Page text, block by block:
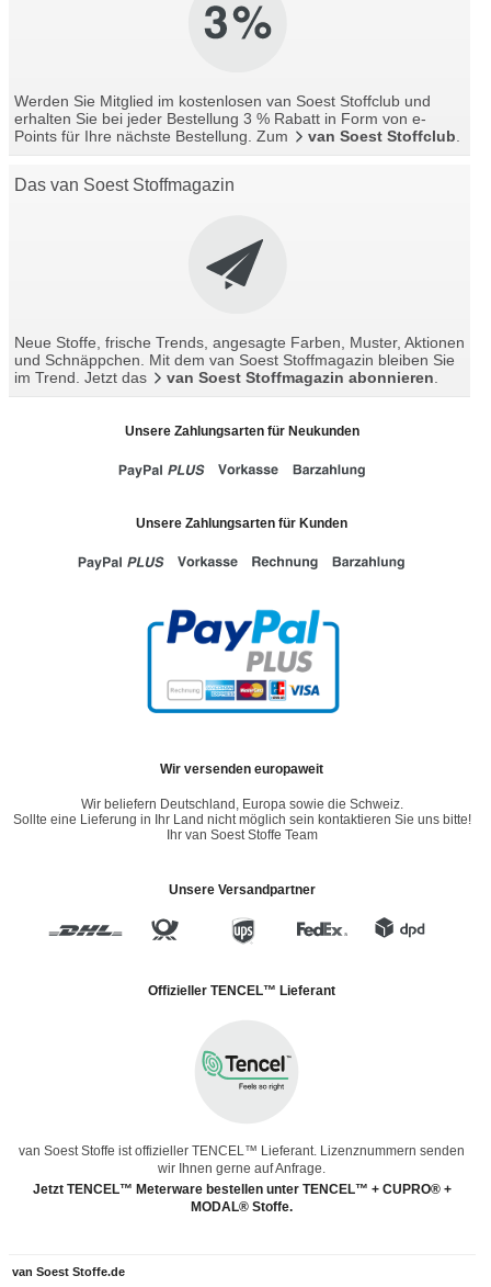
Werden Sie Mitglied im kostenlosen van Soest Stoffclub und
erhalten Sie bei jeder Bestellung 3 % Rabatt in Form von e-
Points für Ihre nächste Bestellung. Zum
van Soest Stoffclub
Das van Soest Stoffmagazin
Neue Stoffe, frische Trends, angesagte Farben, Muster, Aktionen
und Schnäppchen. Mit dem van Soest Stoffmagazin bleiben Sie
im Trend. Jetzt das
van Soest Stoffmagazin abonnieren
Unsere Zahlungsarten für Neukunden
Unsere Zahlungsarten für Kunden
Wir versenden europaweit
Wir beliefern Deutschland, Europa sowie die Schweiz.
Sollte eine Lieferung in Ihr Land nicht möglich sein kontaktieren Sie uns bitte!
Ihr van Soest Stoffe Team
Unsere Versandpartner
Offizieller TENCEL™ Lieferant
van Soest Stoffe ist offizieller TENCEL™ Lieferant. Lizenznummern senden
wir Ihnen gerne auf Anfrage.
Jetzt TENCEL™ Meterware bestellen unter TENCEL™ + CUPRO® +
MODAL® Stoffe.
van Soest Stoffe.de